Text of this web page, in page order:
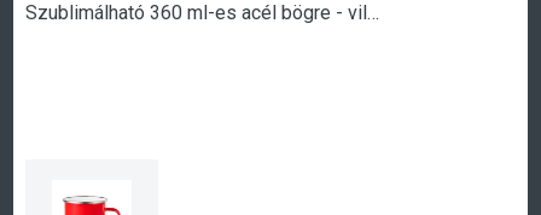
Szublimálható 360 ml-es acél bögre - világos kék